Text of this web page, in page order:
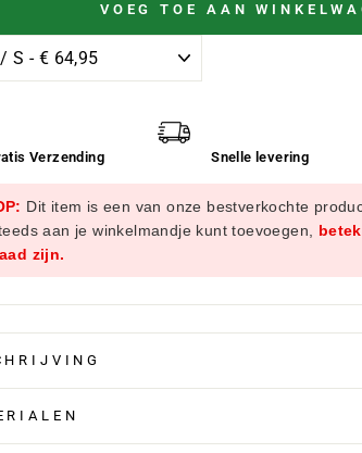
VOEG TOE AAN
Verzending Snelle levering
Dit item is een van onze bestverkochte
aan je winkelmandje kunt toevoegen,
zijn.